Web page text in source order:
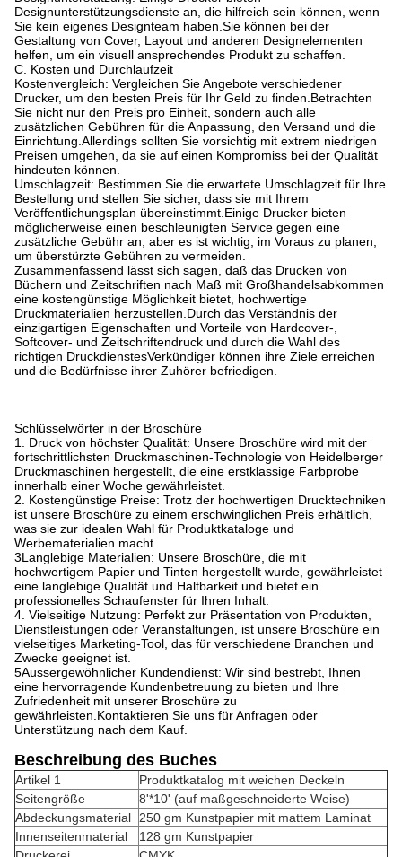
Designunterstützungsdienste an, die hilfreich sein können, wenn
Sie kein eigenes Designteam haben. Sie können bei der
Gestaltung von Cover, Layout und anderen Designelementen
helfen, um ein visuell ansprechendes Produkt zu schaffen.
C. Kosten und Durchlaufzeit
Kostenvergleich: Vergleichen Sie Angebote verschiedener
Drucker, um den besten Preis für Ihr Geld zu finden. Betrachten
Sie nicht nur den Preis pro Einheit, sondern auch alle
zusätzlichen Gebühren für die Anpassung, den Versand und die
Einrichtung. Allerdings sollten Sie vorsichtig mit extrem niedrigen
Preisen umgehen, da sie auf einen Kompromiss bei der Qualität
hindeuten können.
Umschlagzeit: Bestimmen Sie die erwartete Umschlagzeit für Ihre
Bestellung und stellen Sie sicher, dass sie mit Ihrem
Veröffentlichungsplan übereinstimmt. Einige Drucker bieten
möglicherweise einen beschleunigten Service gegen eine
zusätzliche Gebühr an, aber es ist wichtig, im Voraus zu planen,
um überstürzte Gebühren zu vermeiden.
Zusammenfassend lässt sich sagen, daß das Drucken von
Büchern und Zeitschriften nach Maß mit Großhandelsabkommen
eine kostengünstige Möglichkeit bietet, hochwertige
Druckmaterialien herzustellen. Durch das Verständnis der
einzigartigen Eigenschaften und Vorteile von Hardcover-,
Softcover- und Zeitschriftendruck und durch die Wahl des
richtigen DruckdienstesVerkündiger können ihre Ziele erreichen
und die Bedürfnisse ihrer Zuhörer befriedigen.
Schlüsselwörter in der Broschüre
1. Druck von höchster Qualität: Unsere Broschüre wird mit der
fortschrittlichsten Druckmaschinen-Technologie von Heidelberger
Druckmaschinen hergestellt, die eine erstklassige Farbprobe
innerhalb einer Woche gewährleistet.
2. Kostengünstige Preise: Trotz der hochwertigen Drucktechniken
ist unsere Broschüre zu einem erschwinglichen Preis erhältlich,
was sie zur idealen Wahl für Produktkataloge und
Werbematerialien macht.
3Langlebige Materialien: Unsere Broschüre, die mit
hochwertigem Papier und Tinten hergestellt wurde, gewährleistet
eine langlebige Qualität und Haltbarkeit und bietet ein
professionelles Schaufenster für Ihren Inhalt.
4. Vielseitige Nutzung: Perfekt zur Präsentation von Produkten,
Dienstleistungen oder Veranstaltungen, ist unsere Broschüre ein
vielseitiges Marketing-Tool, das für verschiedene Branchen und
Zwecke geeignet ist.
5Aussergewöhnlicher Kundendienst: Wir sind bestrebt, Ihnen
eine hervorragende Kundenbetreuung zu bieten und Ihre
Zufriedenheit mit unserer Broschüre zu
gewährleisten.Kontaktieren Sie uns für Anfragen oder
Unterstützung nach dem Kauf.
Beschreibung des Buches
Artikel 1
Produktkatalog mit weichen Deckeln
Seitengröße
8'*10' (auf maßgeschneiderte Weise)
Abdeckungsmaterial
250 gm Kunstpapier mit mattem Laminat
Innenseitenmaterial
128 gm Kunstpapier